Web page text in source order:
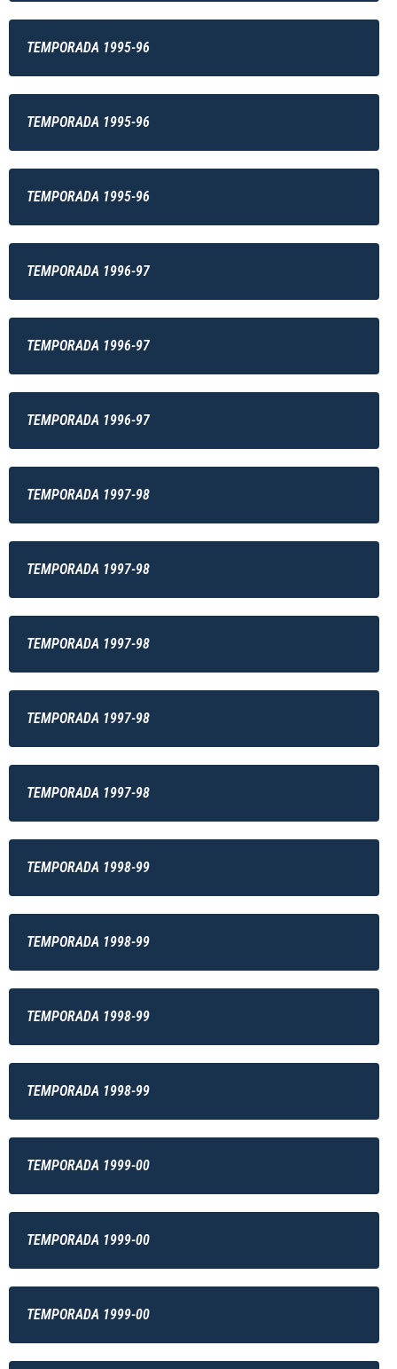
TEMPORADA 1995-96
TEMPORADA 1995-96
TEMPORADA 1995-96
TEMPORADA 1996-97
TEMPORADA 1996-97
TEMPORADA 1996-97
TEMPORADA 1997-98
TEMPORADA 1997-98
TEMPORADA 1997-98
TEMPORADA 1997-98
TEMPORADA 1997-98
TEMPORADA 1998-99
TEMPORADA 1998-99
TEMPORADA 1998-99
TEMPORADA 1998-99
TEMPORADA 1999-00
TEMPORADA 1999-00
TEMPORADA 1999-00